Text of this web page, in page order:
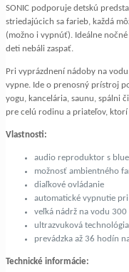
SONIC podporuje detskú
striedajúcich sa farieb, každá
(možno i vypnúť). Ideálne
deti nebáli zaspať.
Pri vyprázdnení nádoby na
vypne. Ide o prenosný prístroj
yogu, kancelária, saunu, spálni
pre celú rodinu a priateľov,
Vlastnosti:
audio reproduktor s
možnosť ambientného
diaľkové ovládanie
automatické vypnutie
veľká nádrž na vodu 300
ultrazvuková technológia
prevádzka až 36 hodín
Technické informácie: